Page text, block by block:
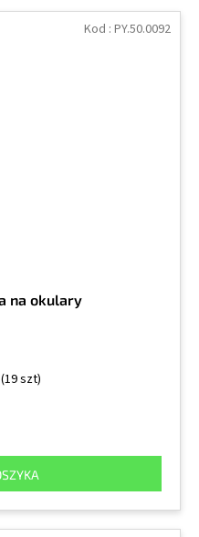
na okulary
(19 szt)
Kod : PY.50.0092